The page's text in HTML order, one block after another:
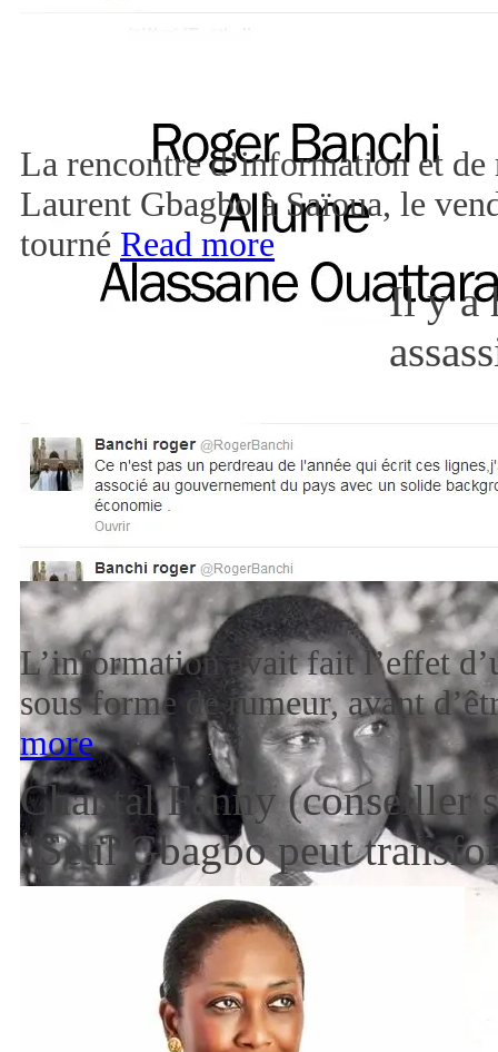
La rencontre d’information et
Laurent Gbagbo à Saïoua, le
tourné Read more
Il y a
L’information avait fait l’effet
sous forme de rumeur, avant
more
Chantal Fanny (conseiller
“Seul Gbagbo peut